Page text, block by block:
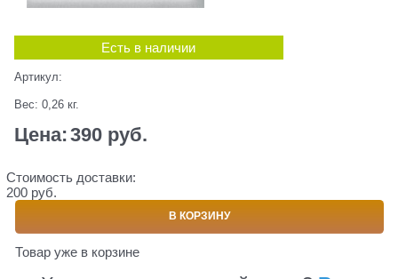
Есть в наличии
Артикул:
Вес: 0,26 кг.
Цена:390 руб.
Стоимость доставки:
200 руб.
В КОРЗИНУ
Товар уже в корзине